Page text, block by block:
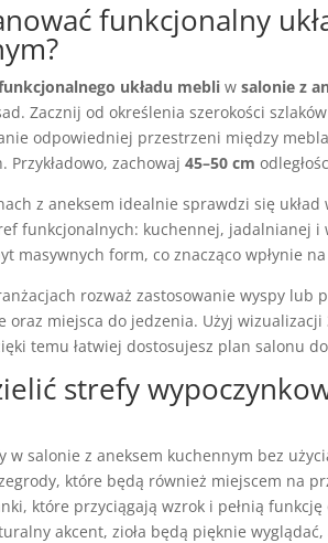
funkcjonalny
układu mebli wsalonie z
Zacznij od określenia szerokości
odpowiedniej przestrzeni między
Przykładowo, zachowaj45–50 cm
z aneksem idealnie sprawdzi się
funkcjonalnych: kuchennej, jadalnianej i
masywnych form, co znacząco wpłynie
rozważ zastosowanie wyspy lub
oraz miejsca do jedzenia. Użyj wizualizacji
temu łatwiej dostosujesz plan salonu
strefy
w salonie z aneksem kuchennym bez
które będą również miejscem na
które przyciągają wzrok i pełnią
akcent, zioła będą pięknie